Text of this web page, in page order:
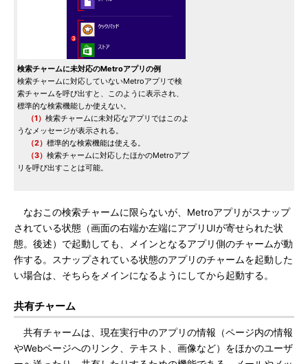
検索チャームに未対応のMetroアプリの例
検索チャームに対応していないMetroアプリで検
索チャームを呼び出すと、このように表示され、
標準的な検索機能しか使えない。
（1） 検索チャームに未対応なアプリではこのよ
うなメッセージが表示される。
（2） 標準的な検索機能は使える。
（3） 検索チャームに対応したほかのMetroアプ
リを呼び出すことは可能。
なおこの検索チャームに限らないが、Metroアプリがスナップ
されている状態（画面の右端か左端にアプリUIが寄せられた状
態。後述）で起動しても、メインとなるアプリ側のチャームが動
作する。スナップされている状態のアプリのチャームを起動した
い場合は、そちらをメインになるようにしてから起動する。
共有チャーム
共有チャームは、現在実行中のアプリの情報（ページ内の情報
やWebページへのリンク、テキスト、画像など）をほかのユーザ